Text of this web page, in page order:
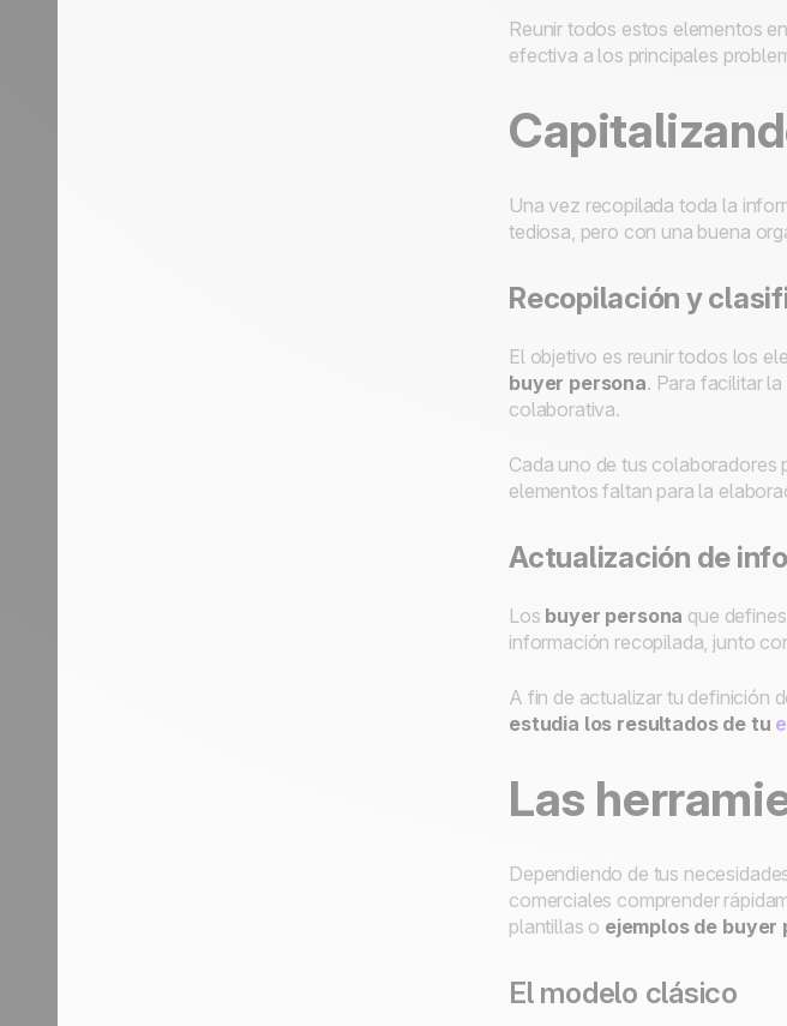
Reunir todos estos elementos
efectiva a los principales
Una vez recopilada toda la
tediosa, pero con una buena
Recopilación y
El objetivo es reunir todos los
buyer persona. Para facilitar
colaborativa.
Cada uno de tus colaboradores
elementos faltan para la
Actualización de
Los buyer persona que
información recopilada, junto
A fin de actualizar tu definición
estudia los resultados de tu
Las
Dependiendo de tus
comerciales comprender
plantillas o ejemplos de buyer
El modelo clásico